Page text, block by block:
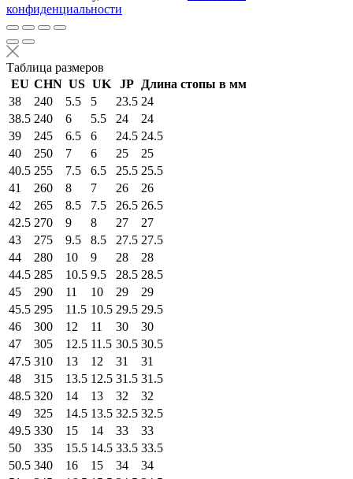
конфиденциальности
Таблица размеров
EU CHN US UK JP
Длина стопы в мм
38
240 5.5 5 23.5 24
38.5 240 6 5.5 24
24
39
245 6.5 6 24.5 24.5
40
250 7 6 25
25
40.5 255 7.5 6.5 25.5 25.5
41
260 8 7 26
26
42
265 8.5 7.5 26.5 26.5
42.5 270 9 8 27
27
43
275 9.5 8.5 27.5 27.5
44
280 10 9 28
28
44.5 285 10.5 9.5 28.5 28.5
45
290 11 10 29
29
45.5 295 11.5 10.5 29.5 29.5
46
300 12 11 30
30
47
305 12.5 11.5 30.5 30.5
47.5 310 13 12 31
31
48
315 13.5 12.5 31.5 31.5
48.5 320 14 13 32
32
49
325 14.5 13.5 32.5 32.5
49.5 330 15 14 33
33
50
335 15.5 14.5 33.5 33.5
50.5 340 16 15 34
34